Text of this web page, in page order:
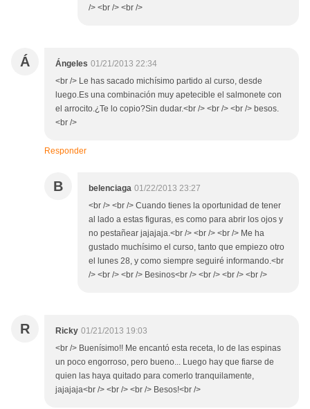
/> <br /> <br />
Á Ángeles 01/21/2013 22:34
<br /> Le has sacado michísimo partido al curso, desde
luego.Es una combinación muy apetecible el salmonete con
el arrocito.¿Te lo copio?Sin dudar.<br /> <br /> <br /> besos.
<br />
Responder
B belenciaga 01/22/2013 23:27
<br /> <br /> Cuando tienes la oportunidad de tener
al lado a estas figuras, es como para abrir los ojos y
no pestañear jajajaja.<br /> <br /> <br /> Me ha
gustado muchísimo el curso, tanto que empiezo otro
el lunes 28, y como siempre seguiré informando.<br
/> <br /> <br /> Besinos<br /> <br /> <br /> <br />
R Ricky 01/21/2013 19:03
<br /> Buenísimo!! Me encantó esta receta, lo de las espinas
un poco engorroso, pero bueno... Luego hay que fiarse de
quien las haya quitado para comerlo tranquilamente,
jajajaja<br /> <br /> <br /> Besos!<br />